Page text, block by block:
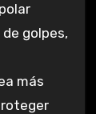
golpes,
más